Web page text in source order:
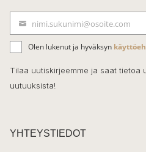
e
b
o
o
k
ä
h
k
t
nimi.sukunimi@osoite.com
Olen lukenut ja hyväksyn
Tilaa uutiskirjeemme ja saat tietoa
uutuuksista!
YHTEYSTIEDOT